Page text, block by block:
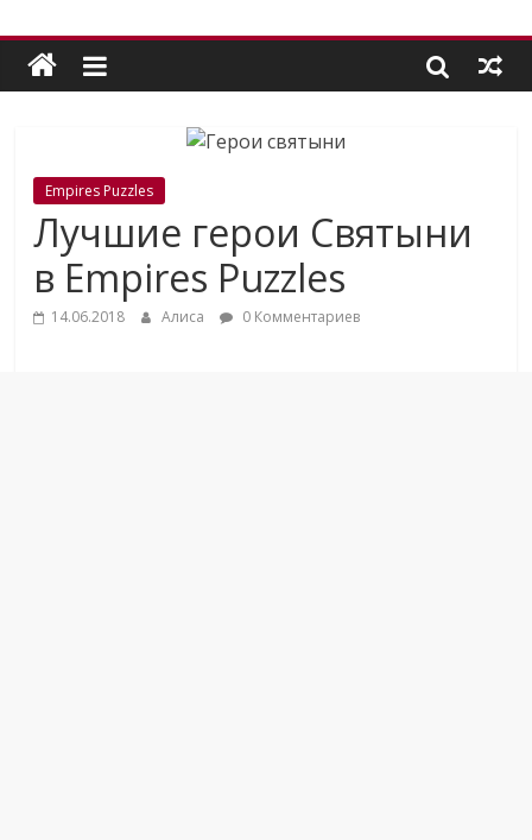
Empires Puzzles
Лучшие герои Святыни
в Empires Puzzles
14.06.2018 Алиса 0 Комментариев